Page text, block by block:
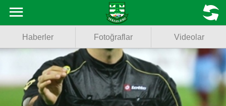
Fotoğraflar
Videolar
Basketbol
MENU
Haberler Fotoğraflar Videolar